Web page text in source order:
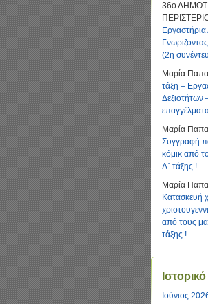
36ο
Εργαστήρια
(2η
Μαρία
τάξη –
Δεξιοτήτων
Μαρία
Συγγραφή
κόμικ από
Δ΄ τάξης !
Μαρία
Κατασκευή
από τους
τάξης !
Ιστορικό
Ιούνιος